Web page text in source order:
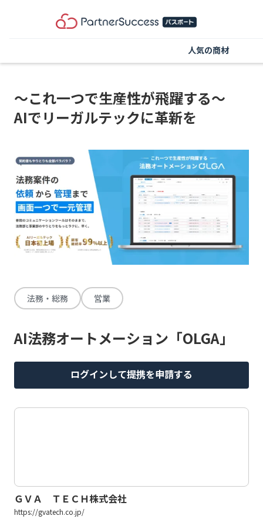
～これ一つで生産性が飛躍する～
AIでリーガルテックに革新を
法務・総務 営業
AI法務オートメーション「OLGA」
ログインして提携を申請する
ＧＶＡ ＴＥＣＨ株式会社
https://gvatech.co.jp/
人気の商材